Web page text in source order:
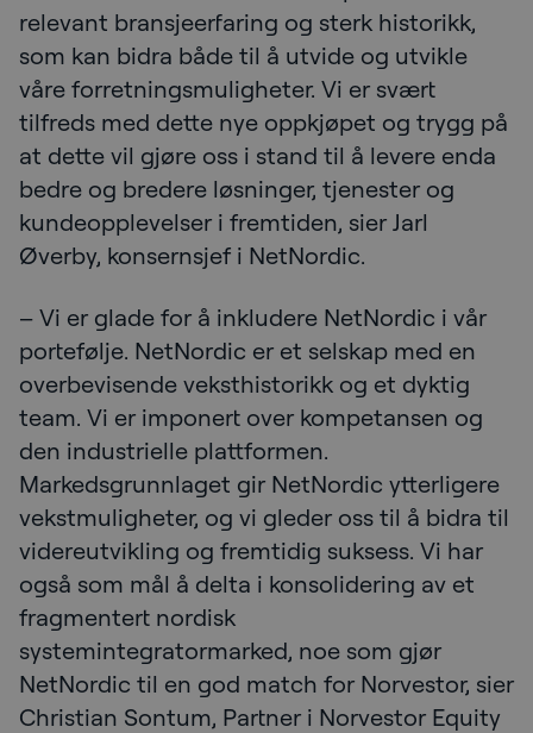
relevant bransjeerfaring og sterk historikk,
som kan bidra både til å utvide og utvikle
våre forretningsmuligheter. Vi er svært
tilfreds med dette nye oppkjøpet og trygg på
at dette vil gjøre oss i stand til å levere enda
bedre og bredere løsninger, tjenester og
kundeopplevelser i fremtiden, sier Jarl
Øverby, konsernsjef i NetNordic.
– Vi er glade for å inkludere NetNordic i vår
portefølje. NetNordic er et selskap med en
overbevisende veksthistorikk og et dyktig
team. Vi er imponert over kompetansen og
den industrielle plattformen.
Markedsgrunnlaget gir NetNordic ytterligere
vekstmuligheter, og vi gleder oss til å bidra til
videreutvikling og fremtidig suksess. Vi har
også som mål å delta i konsolidering av et
fragmentert nordisk
systemintegratormarked, noe som gjør
NetNordic til en god match for Norvestor, sier
Christian Sontum, Partner i Norvestor Equity